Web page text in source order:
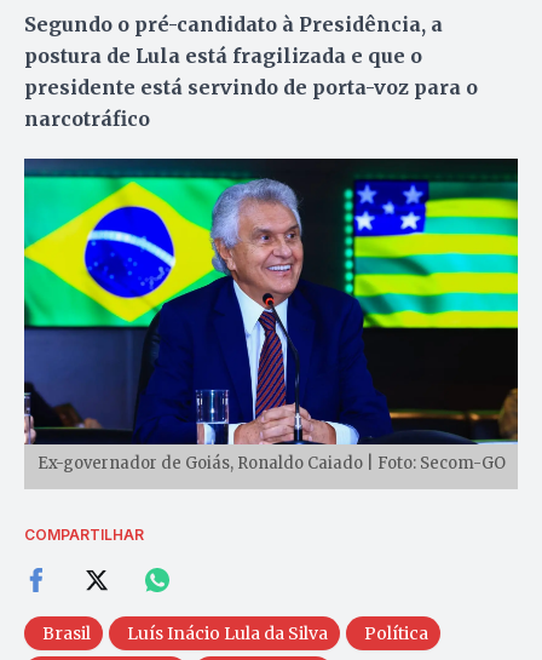
Segundo o pré-candidato à Presidência, a
postura de Lula está fragilizada e que o
presidente está servindo de porta-voz para o
narcotráfico
Ex-governador de Goiás, Ronaldo Caiado | Foto: Secom-GO
COMPARTILHAR
Brasil Luís Inácio Lula da Silva
Política